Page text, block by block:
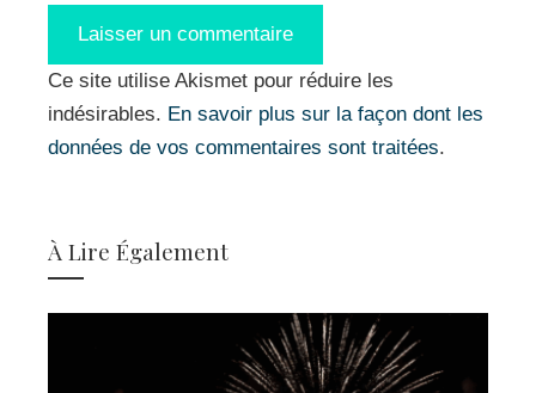
Ce site utilise Akismet pour réduire les
indésirables. En savoir plus sur la façon dont les
données de vos commentaires sont traitées.
À Lire Également